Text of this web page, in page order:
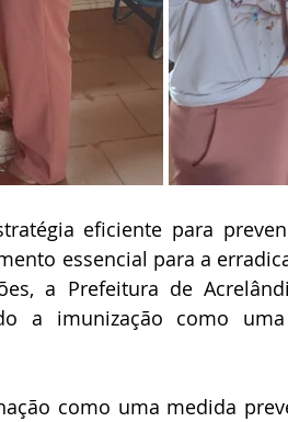
eficiente para
essencial para a
a Prefeitura de
a imunização como
como uma medida